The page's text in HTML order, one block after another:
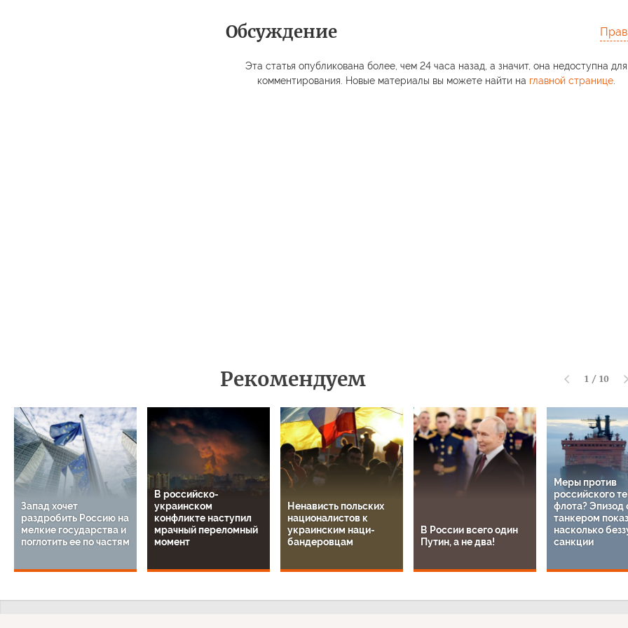
Обсуждение
Эта статья опубликована более, чем 24 часа назад, а значит, она недоступна для
комментирования. Новые материалы вы можете найти на главной странице.
Рекомендуем 1 / 10
Запад хочет
раздробить Россию на
мелкие государства и
поглотить ее по частям
В российско-
украинском
конфликте наступил
мрачный переломный
момент
Ненависть польских
националистов к
украинским наци-
бандеровцам
В России всего один
Путин, а не два!
Меры против
российского
флота? Эпизод
танкером
насколько
санкции